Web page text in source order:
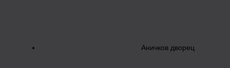
Аничков дворец